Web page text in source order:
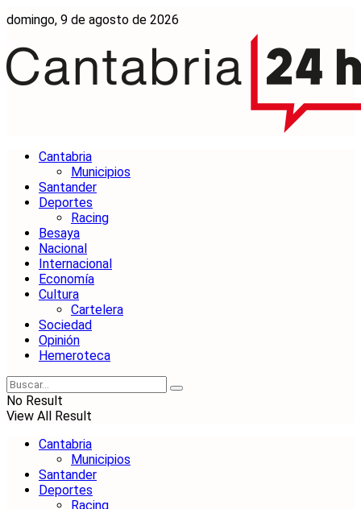
domingo, 9 de agosto de 2026
Cantabria
Municipios
Santander
Deportes
Racing
Besaya
Nacional
Internacional
Economía
Cultura
Cartelera
Sociedad
Opinión
Hemeroteca
No Result
View All Result
Cantabria
Municipios
Santander
Deportes
Racing